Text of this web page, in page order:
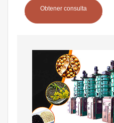
Obtener consulta